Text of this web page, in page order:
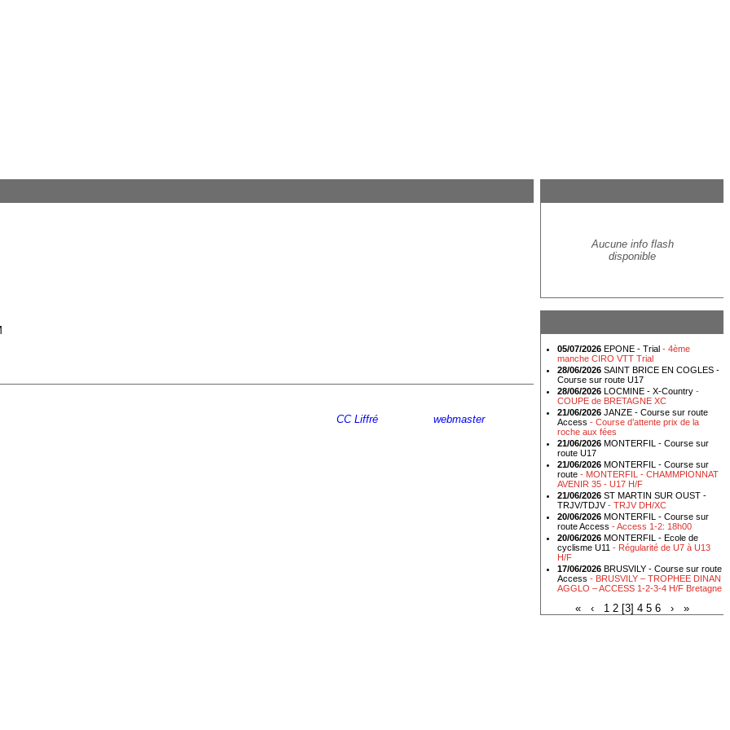
Aucune info flash
disponible
05/07/2026 EPONE - Trial - 4ème
manche CIRO VTT Trial
28/06/2026 SAINT BRICE EN COGLES -
Course sur route U17
28/06/2026 LOCMINE - X-Country -
COUPE de BRETAGNE XC
21/06/2026 JANZE - Course sur route
Access - Course d’attente prix de la
roche aux fées
21/06/2026 MONTERFIL - Course sur
route U17
21/06/2026 MONTERFIL - Course sur
route - MONTERFIL - CHAMMPIONNAT
AVENIR 35 - U17 H/F
21/06/2026 ST MARTIN SUR OUST -
TRJV/TDJV- TRJV DH/XC
20/06/2026 MONTERFIL - Course sur
route Access - Access 1-2: 18h00
20/06/2026 MONTERFIL - Ecole de
cyclisme U11 - Régularité de U7 à U13
H/F
17/06/2026 BRUSVILY - Course sur route
Access - BRUSVILY – TROPHEE DINAN
AGGLO – ACCESS 1-2-3-4 H/F Bretagne
« ‹ 1 2 [3] 4 5 6 › »
CC Liffré webmaster